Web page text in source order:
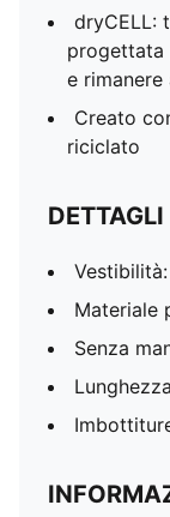
dryCELL:
progettata
e rimanere
Creato
riciclato
DETTAGLI
Materiale
Senza